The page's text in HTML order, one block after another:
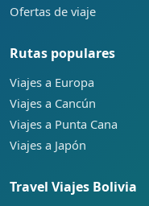
Ofertas de viaje
Rutas populares
Viajes a Europa
Viajes a Cancún
Viajes a Punta Cana
Viajes a Japón
Travel Viajes Bolivia